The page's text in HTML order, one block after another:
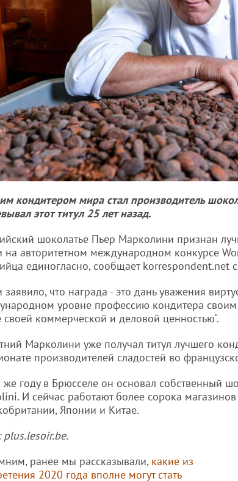
кондитером мира стал производитель
этот титул 25 лет назад.
шоколатье Пьер Марколини признан
авторитетном международном конкурсе
единогласно, сообщает korrespondent.net
что награда - это дань уважения
уровне профессию кондитера своим
своей коммерческой и деловой ценностью".
Марколини уже получал титул лучшего
производителей сладостей во
же году в Брюсселе он основал собственный
И сейчас работают более сорока
Японии и Китае.
plus.lesoir.be.
ранее мы рассказывали, какие из
2020 года вполне могут стать